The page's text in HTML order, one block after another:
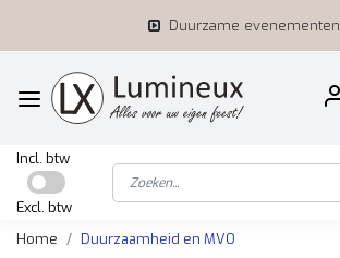
Duurzame evenementen
Incl. btw
Excl. btw
Home
Duurzaamheid en MVO